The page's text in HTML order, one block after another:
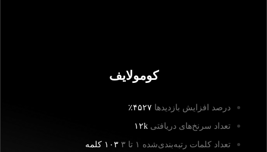
کومولایف
درصد افزایش بازدیدها ۴۵۲۷٪
تعداد سرنخ‌های دریافتی ۱۲k
تعداد کلمات رتبه‌بندی‌شده ۱ تا ۳ ۱۰۳ کلمه